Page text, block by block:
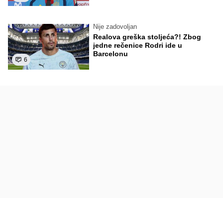
6
Nije zadovoljan
Realova greška stoljeća?! Zbog
jedne rečenice Rodri ide u
Barcelonu